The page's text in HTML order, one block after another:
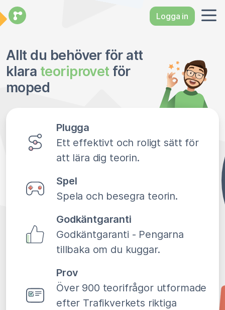
Logga in
Allt du behöver för att
klara teoriprovet för
moped
Plugga
Ett effektivt och roligt sätt för
att lära dig teorin.
Spel
Spela och besegra teorin.
Godkäntgaranti
Godkäntgaranti - Pengarna
tillbaka om du kuggar.
Prov
Över 900 teorifrågor utformade
efter Trafikverkets riktiga